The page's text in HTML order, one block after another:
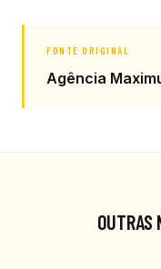
FONTE ORIGINAL
Agência
OUTRAS